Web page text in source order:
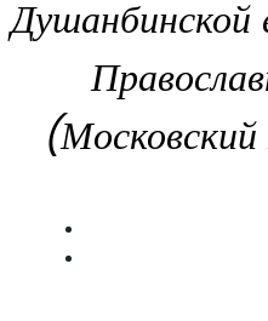
Душанбинской